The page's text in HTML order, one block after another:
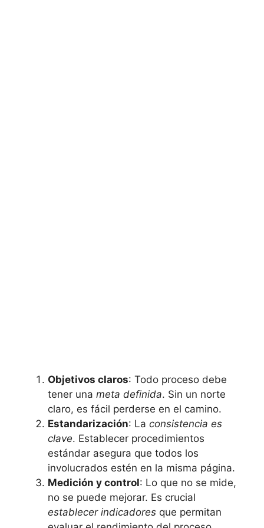
Objetivos claros: Todo proceso debe
tener una meta definida. Sin un norte
claro, es fácil perderse en el camino.
Estandarización: La consistencia es
clave. Establecer procedimientos
estándar asegura que todos los
involucrados estén en la misma página.
Medición y control: Lo que no se mide,
no se puede mejorar. Es crucial
establecer indicadores que permitan